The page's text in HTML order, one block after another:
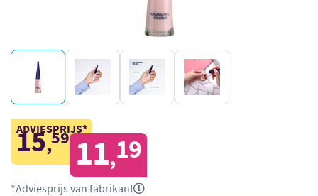
ADVIESPRIJS*
15,59 11,19
*Adviesprijs van fabrikant